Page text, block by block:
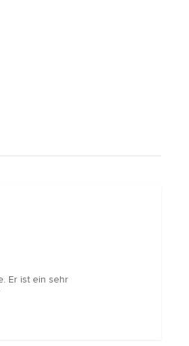
Er ist ein sehr